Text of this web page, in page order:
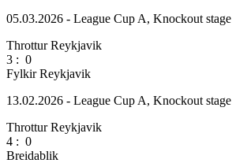
05.03.2026 - League Cup A, Knockout stage
Throttur Reykjavik
3 : 0
Fylkir Reykjavik
13.02.2026 - League Cup A, Knockout stage
Throttur Reykjavik
4 : 0
Breidablik